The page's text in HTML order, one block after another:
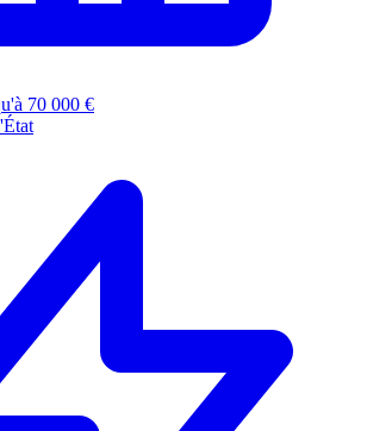
70 000 €